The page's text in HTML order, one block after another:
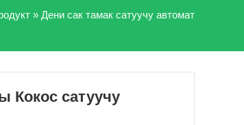
» Дени сак тамак сатуучу автомат
Кокос сатуучу